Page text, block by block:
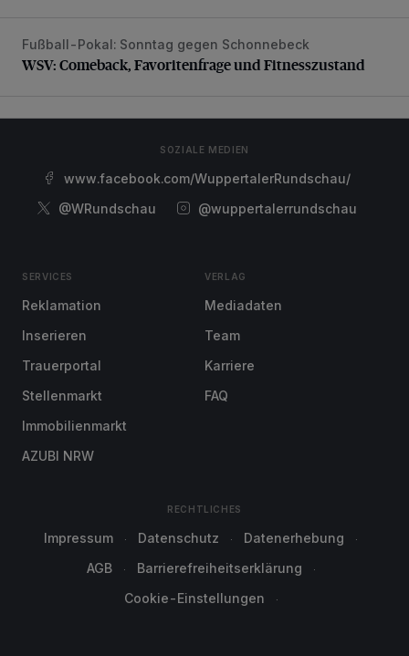
WSV: Comeback, Favoritenfrage und Fitnesszustand
Fußball-Pokal: Sonntag gegen Schonnebeck
WSV: Comeback, Favoritenfrage und Fitnesszustand
SOZIALE MEDIEN
www.facebook.com/WuppertalerRundschau/
@WRundschau
@wuppertalerrundschau
SERVICES
Reklamation
Inserieren
Trauerportal
Stellenmarkt
Immobilienmarkt
AZUBI NRW
VERLAG
Mediadaten
Team
Karriere
FAQ
RECHTLICHES
Impressum Datenschutz
Datenerhebung
AGB
Barrierefreiheitserklärung
Cookie-Einstellungen